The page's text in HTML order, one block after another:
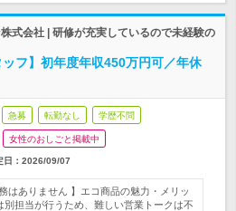
式会社 | 研修が充実しているので未経験の
フ】初年度年収450万円可／年休
急募 転勤なし 学歴不問
女性のおしごと掲載中
： 2026/09/07
はありません 】エコ商品の魅力・メリッ
別担当が行うため、難しい営業トークは不